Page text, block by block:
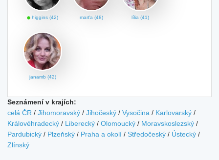
higgins (42) marťa (48) lília (41)
janamb (42)
Seznámení v krajích:
celá ČR / Jihomoravský / Jihočeský / Vysočina / Karlovarský /
Královéhradecký / Liberecký / Olomoucký / Moravskoslezský /
Pardubický / Plzeňský / Praha a okolí / Středočeský / Ústecký /
Zlínský